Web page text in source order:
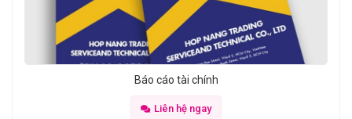
Báo cáo tài chính
Liên hệ ngay